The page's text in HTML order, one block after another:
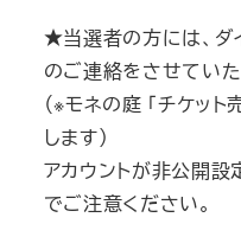
★当選者の方には、ダ
のご連絡をさせていた
（※モネの庭 「チケッ
します）
アカウントが非公開
でご注意ください。